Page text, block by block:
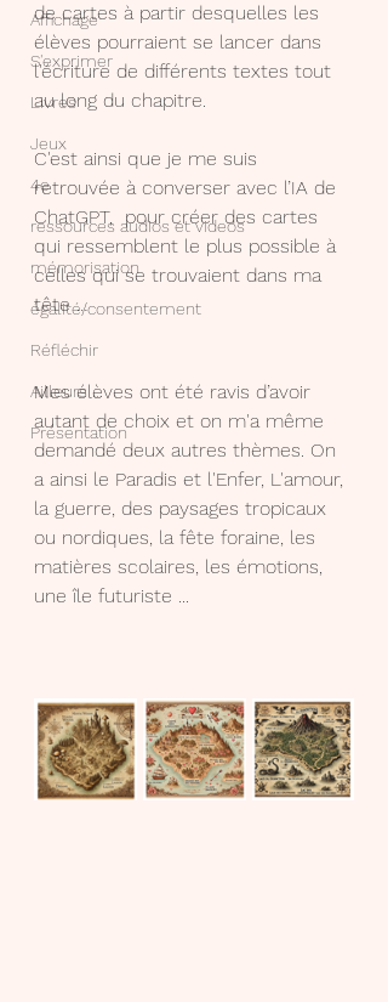
Affichage
S'exprimer
Livres
Jeux
4e
ressources audios et videos
mémorisation
égalité/consentement
Réfléchir
Ailleurs ...
Présentation
de cartes à partir desquelles les
élèves pourraient se lancer dans
l'écriture de différents textes tout
au long du chapitre.
C'est ainsi que je me suis
retrouvée à converser avec l’IA de
ChatGPT,  pour créer des cartes
qui ressemblent le plus possible à
celles qui se trouvaient dans ma
tête …
Mes élèves ont été ravis d’avoir
autant de choix et on m'a même
demandé deux autres thèmes. On
a ainsi le Paradis et l'Enfer, L'amour,
la guerre, des paysages tropicaux
ou nordiques, la fête foraine, les
matières scolaires, les émotions,
une île futuriste ...